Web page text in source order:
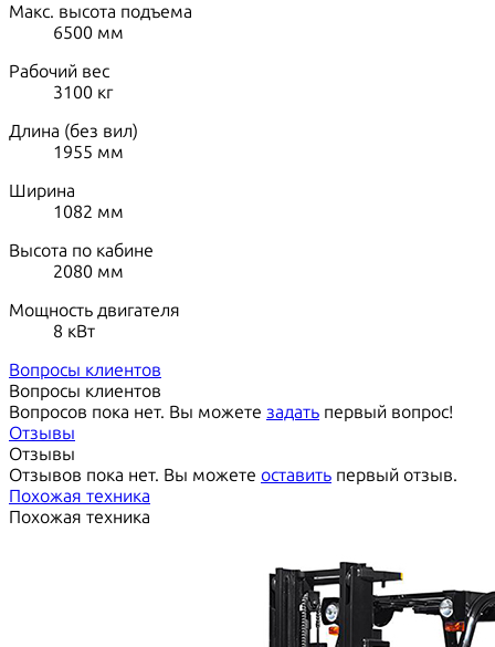
Макс. высота подъема
6500 мм
Рабочий вес
3100 кг
Длина (без вил)
1955 мм
Ширина
1082 мм
Высота по кабине
2080 мм
Мощность двигателя
8 кВт
Вопросы клиентов
Вопросы клиентов
Вопросов пока нет. Вы можете задать первый вопрос!
Отзывы
Отзывы
Отзывов пока нет. Вы можете оставить первый отзыв.
Похожая техника
Похожая техника